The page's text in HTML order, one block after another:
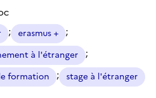
; erasmus + ;
à l'étranger ;
formation ; stage à l'étranger